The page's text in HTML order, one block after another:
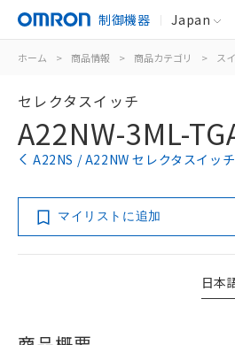
制御機器 Japan
ホーム > 商品情報 > 商品カテゴリ > ス
セレクタスイッチ
A22NW-3ML-
A22NS / A22NW セレクタスイッ
マイリストに追加
日本